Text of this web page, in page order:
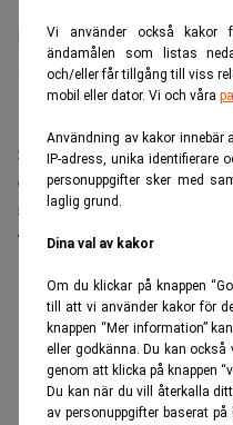
Vi använder också
ändamålen som listas
och/eller får tillgång till viss
mobil eller dator. Vi och våra
Användning av kakor innebär
IP-adress, unika identifierare
personuppgifter sker med
laglig grund.
Dina val av kakor
Om du klickar på knappen
till att vi använder kakor för
knappen “Mer information”
eller godkänna. Du kan
genom att klicka på knappen
Du kan när du vill återkalla
av personuppgifter baserat
Karin
Andersen
Fyra år efter
Stream‑ledningarna har
den långdragna tvisten
stora konsekvenser för
försäkringsbranschen.
ANNONS